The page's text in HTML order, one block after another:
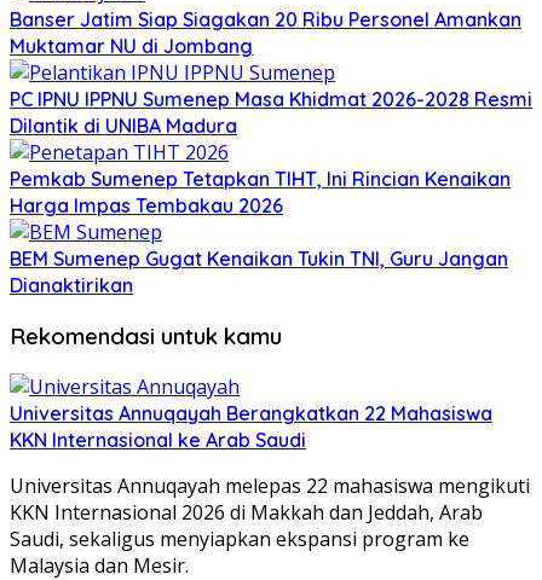
Banser Jatim Siap Siagakan 20 Ribu Personel Amankan
Muktamar NU di Jombang
PC IPNU IPPNU Sumenep Masa Khidmat 2026-2028 Resmi
Dilantik di UNIBA Madura
Pemkab Sumenep Tetapkan TIHT, Ini Rincian Kenaikan
Harga Impas Tembakau 2026
BEM Sumenep Gugat Kenaikan Tukin TNI, Guru Jangan
Dianaktirikan
Rekomendasi untuk kamu
Universitas Annuqayah Berangkatkan 22 Mahasiswa
KKN Internasional ke Arab Saudi
Universitas Annuqayah melepas 22 mahasiswa mengikuti
KKN Internasional 2026 di Makkah dan Jeddah, Arab
Saudi, sekaligus menyiapkan ekspansi program ke
Malaysia dan Mesir.